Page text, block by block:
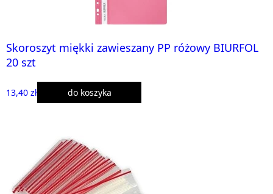
Skoroszyt miękki zawieszany PP różowy BIURFOL
20 szt
13,40 zł do koszyka